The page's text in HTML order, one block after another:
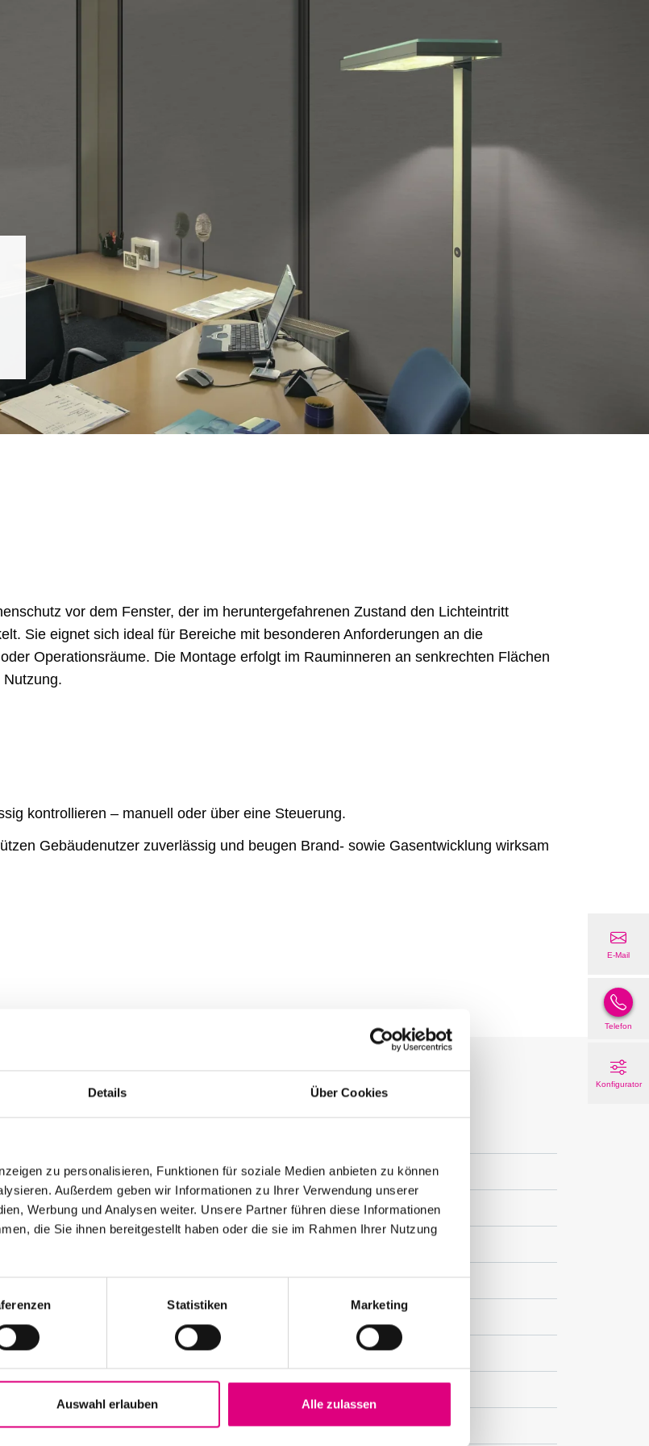
Details Über Cookies
zu personalisieren, Funktionen für soziale Medien anbieten zu können
Außerdem geben wir Informationen zu Ihrer Verwendung unserer
Werbung und Analysen weiter. Unsere Partner führen diese Informationen
die Sie ihnen bereitgestellt haben oder die sie im Rahmen Ihrer Nutzung
Statistiken Marketing
Auswahl erlauben Alle zulassen
vor dem Fenster, der im heruntergefahrenen Zustand den Lichteintritt
Sie eignet sich ideal für Bereiche mit besonderen Anforderungen an die
Operationsräume. Die Montage erfolgt im Rauminneren an senkrechten Flächen
kontrollieren – manuell oder über eine Steuerung.
Gebäudenutzer zuverlässig und beugen Brand- sowie Gasentwicklung wirksam
Motor
senkrechten Flächen
E-Mail
Telefon
Konfigurator